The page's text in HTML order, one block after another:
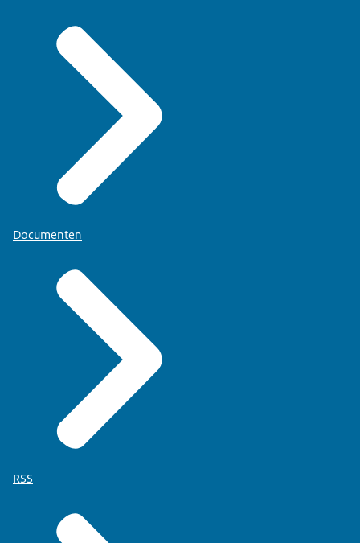
Documenten
RSS